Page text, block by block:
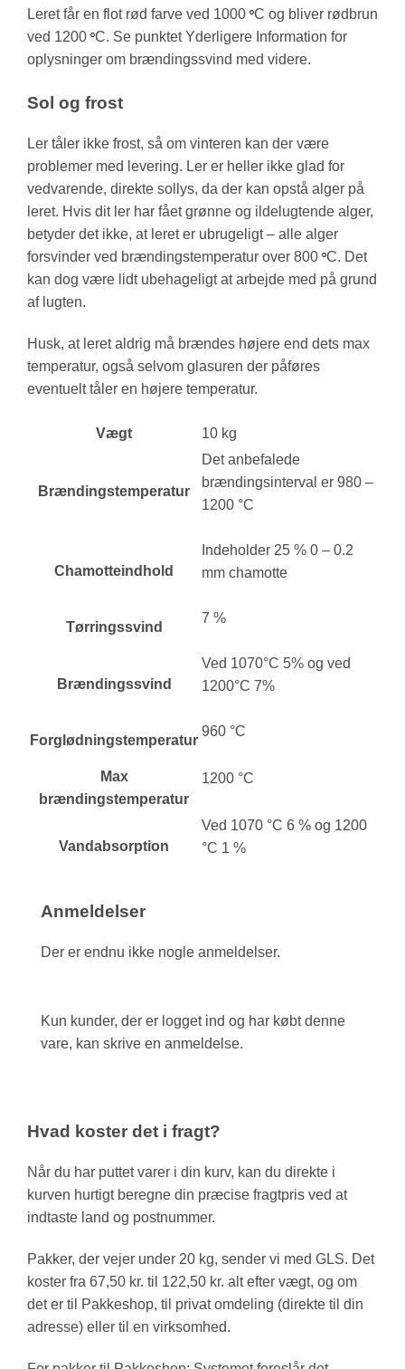
Leret får en flot rød farve ved 1000 °C og bliver rødbrun
ved 1200 °C. Se punktet Yderligere Information for
oplysninger om brændingssvind med videre.
Sol og frost
Ler tåler ikke frost, så om vinteren kan der være
problemer med levering. Ler er heller ikke glad for
vedvarende, direkte sollys, da der kan opstå alger på
leret. Hvis dit ler har fået grønne og ildelugtende alger,
betyder det ikke, at leret er ubrugeligt – alle alger
forsvinder ved brændingstemperatur over 800 °C. Det
kan dog være lidt ubehageligt at arbejde med på grund
af lugten.
Husk, at leret aldrig må brændes højere end dets max
temperatur, også selvom glasuren der påføres
eventuelt tåler en højere temperatur.
Vægt 10 kg
Brændingstemperatur
Det anbefalede
brændingsinterval er 980 –
1200 °C
Chamotteindhold
Indeholder 25 % 0 – 0.2
mm chamotte
Tørringssvind
7 %
Brændingssvind
Ved 1070°C 5% og ved
1200°C 7%
Forglødningstemperatur
960 °C
Max
brændingstemperatur
1200 °C
Vandabsorption
Ved 1070 °C 6 % og 1200
°C 1 %
Anmeldelser
Der er endnu ikke nogle anmeldelser.
Kun kunder, der er logget ind og har købt denne
vare, kan skrive en anmeldelse.
Hvad koster det i fragt?
Når du har puttet varer i din kurv, kan du direkte i
kurven hurtigt beregne din præcise fragtpris ved at
indtaste land og postnummer.
Pakker, der vejer under 20 kg, sender vi med GLS. Det
koster fra 67,50 kr. til 122,50 kr. alt efter vægt, og om
det er til Pakkeshop, til privat omdeling (direkte til din
adresse) eller til en virksomhed.